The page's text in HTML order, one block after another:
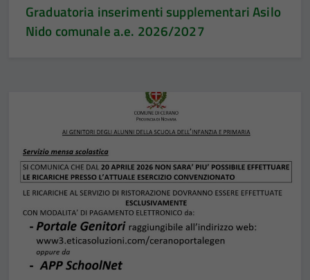
Graduatoria inserimenti supplementari Asilo
Nido comunale a.e. 2026/2027